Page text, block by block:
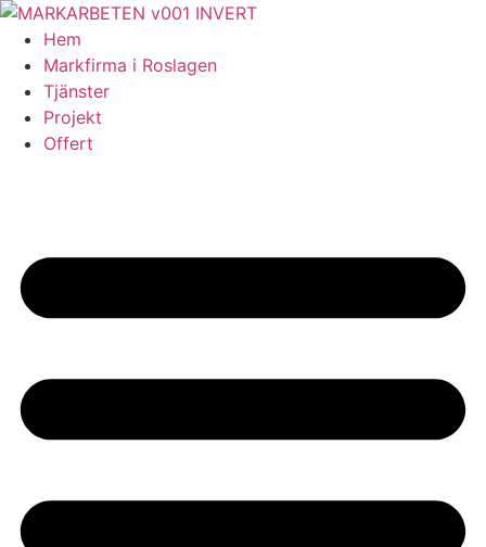
Skip
content
Hem
Markfirma i Roslagen
Tjänster
Projekt
Offert